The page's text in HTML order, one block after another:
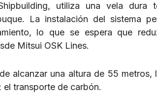
utiliza una vela dura
La instalación del sistema
lo que se espera que
Mitsui OSK Lines.
alcanzar una altura de 55 metros,
el transporte de carbón.